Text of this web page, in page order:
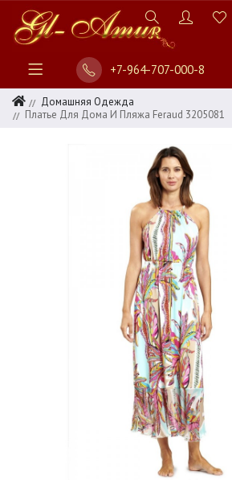
+7-964-707-000-8
Домашняя Одежда
Платье Для Дома И Пляжа Feraud 3205081